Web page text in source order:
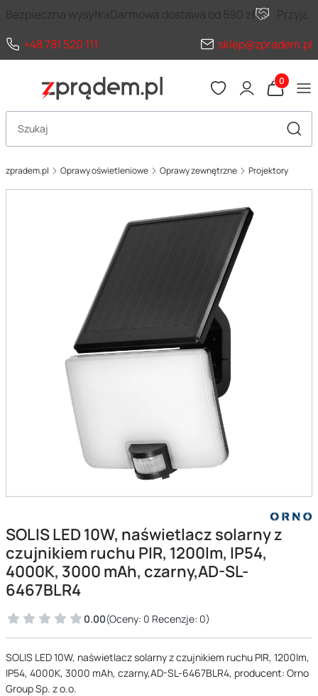
Bezpieczna wysyłkaDarmowa dostawa od 590 zł
+48 781 520 111
sklep@zpradem.pl
Produkty
Otwórz wyszukiwarkę
zpradem.pl Oprawy oświetleniowe Oprawy zewnętrzne Projektory
SOLIS LED 10W, naświetlacz solarny z
czujnikiem ruchu PIR, 1200lm, IP54,
4000K, 3000 mAh, czarny,AD-SL-
6467BLR4
0.00(Oceny: 0 Recenzje: 0)
SOLIS LED 10W, naświetlacz solarny z czujnikiem ruchu PIR, 1200lm,
IP54, 4000K, 3000 mAh, czarny,AD-SL-6467BLR4, producent: Orno
Group Sp. z o.o.